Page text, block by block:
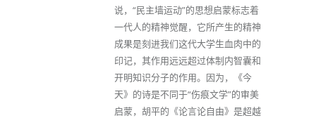
说，“民主墙运动”的思想启蒙标志着
一代人的精神觉醒，它所产生的精神
成果是刻进我们这代大学生血肉中的
印记，其作用远远超过体制内智囊和
开明知识分子的作用。因为，《今
天》的诗是不同于“伤痕文学”的审美
启蒙，胡平的《论言论自由》是超越